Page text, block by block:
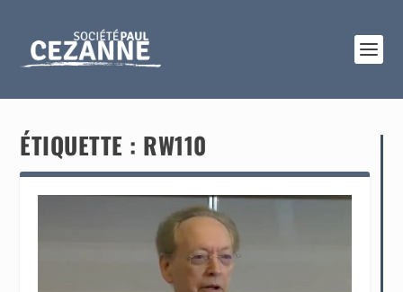
ÉTIQUETTE : RW110